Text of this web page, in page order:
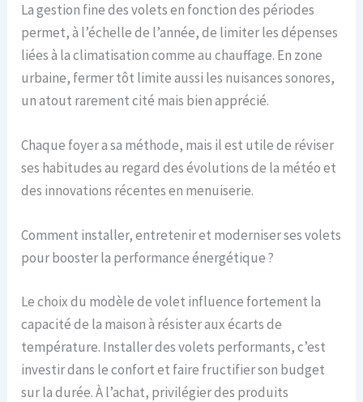
La gestion fine des volets en fonction des périodes
permet, à l’échelle de l’année, de limiter les dépenses
liées à la climatisation comme au chauffage. En zone
urbaine, fermer tôt limite aussi les nuisances sonores,
un atout rarement cité mais bien apprécié.
Chaque foyer a sa méthode, mais il est utile de réviser
ses habitudes au regard des évolutions de la météo et
des innovations récentes en menuiserie.
Comment installer, entretenir et moderniser ses volets
pour booster la performance énergétique ?
Le choix du modèle de volet influence fortement la
capacité de la maison à résister aux écarts de
température. Installer des volets performants, c’est
investir dans le confort et faire fructifier son budget
sur la durée. À l’achat, privilégier des produits